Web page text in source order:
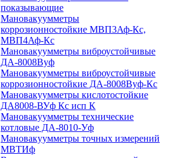
показывающие
Мановакуумметры
коррозионностойкие МВП3Аф-Кс,
МВП4Аф-Кс
Мановакуумметры виброустойчивые
ДА-8008Вуф
Мановакуумметры виброустойчивые
коррозионностойкие ДА-8008Вуф-Кс
Мановакуумметры кислотостойкие
ДА8008-ВУф Кс исп К
Мановакуумметры технические
котловые ДА-8010-Уф
Мановакуумметры точных измерений
МВТИф